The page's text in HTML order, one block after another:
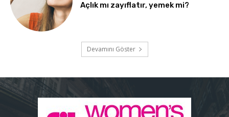
Açlık mı zayıflatır, yemek mi?
Devamını Göster